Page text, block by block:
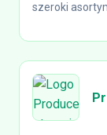
szeroki